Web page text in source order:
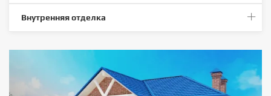
Внутренняя отделка